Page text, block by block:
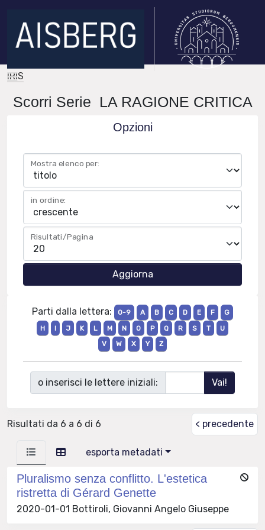
IRIS
Scorri Serie LA RAGIONE CRITICA
Opzioni
Mostra elenco per:
in ordine:
Risultati/Pagina
Parti dalla lettera: 0-9 A B C D E F
G
H
I J K L M N O P Q R S T
U
V
W X Y Z
o inserisci le lettere iniziali:
Risultati da 6 a 6 di 6 < precedente
esporta metadati
Pluralismo senza conflitto. L'estetica
ristretta di Gérard Genette
2020-01-01 Bottiroli, Giovanni Angelo Giuseppe